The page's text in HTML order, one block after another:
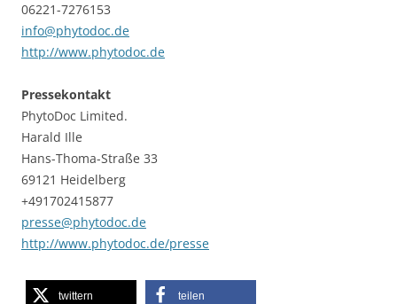
06221-7276153
info@phytodoc.de
http://www.phytodoc.de
Pressekontakt
PhytoDoc Limited.
Harald Ille
Hans-Thoma-Straße 33
69121 Heidelberg
+491702415877
presse@phytodoc.de
http://www.phytodoc.de/presse
twittern teilen